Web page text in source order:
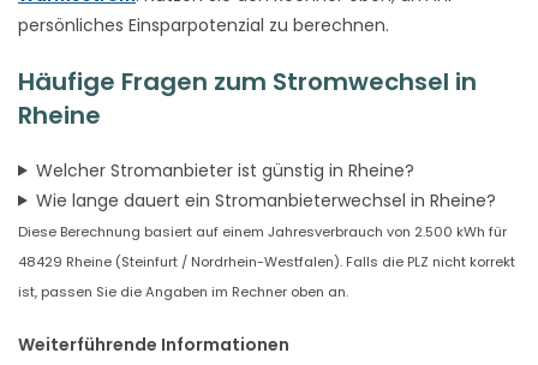
persönliches Einsparpotenzial zu berechnen.
Häufige Fragen zum Stromwechsel in
Rheine
Welcher Stromanbieter ist günstig in Rheine?
Wie lange dauert ein Stromanbieterwechsel in Rheine?
Diese Berechnung basiert auf einem Jahresverbrauch von 2.500 kWh für
48429 Rheine (Steinfurt / Nordrhein-Westfalen). Falls die PLZ nicht korrekt
ist, passen Sie die Angaben im Rechner oben an.
Weiterführende Informationen